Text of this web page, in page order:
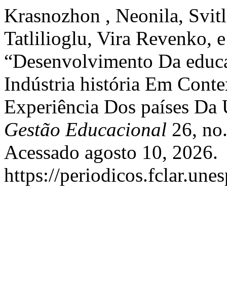
Krasnozhon , Neonila,
Tatlilioglu, Vira Revenko,
“Desenvolvimento Da
Indústria história Em
Experiência Dos países Da
Gestão Educacional 26,
Acessado agosto 10, 2026.
https://